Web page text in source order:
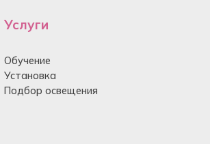
Услуги
Обучение
Установка
Подбор освещения